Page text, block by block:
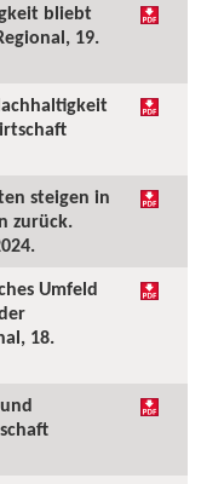
bliebt
19.
steigen in
zurück.
Umfeld
18.